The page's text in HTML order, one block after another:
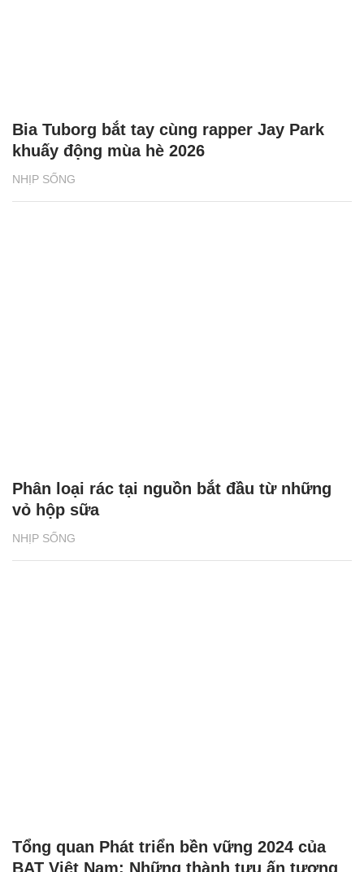
NHỊP SỐNG
Bia Tuborg bắt tay cùng rapper Jay Park
khuấy động mùa hè 2026
NHỊP SỐNG
Phân loại rác tại nguồn bắt đầu từ những
vỏ hộp sữa
Tổng quan Phát triển bền vững 2024 của
BAT Việt Nam: Những thành tựu ấn tượng